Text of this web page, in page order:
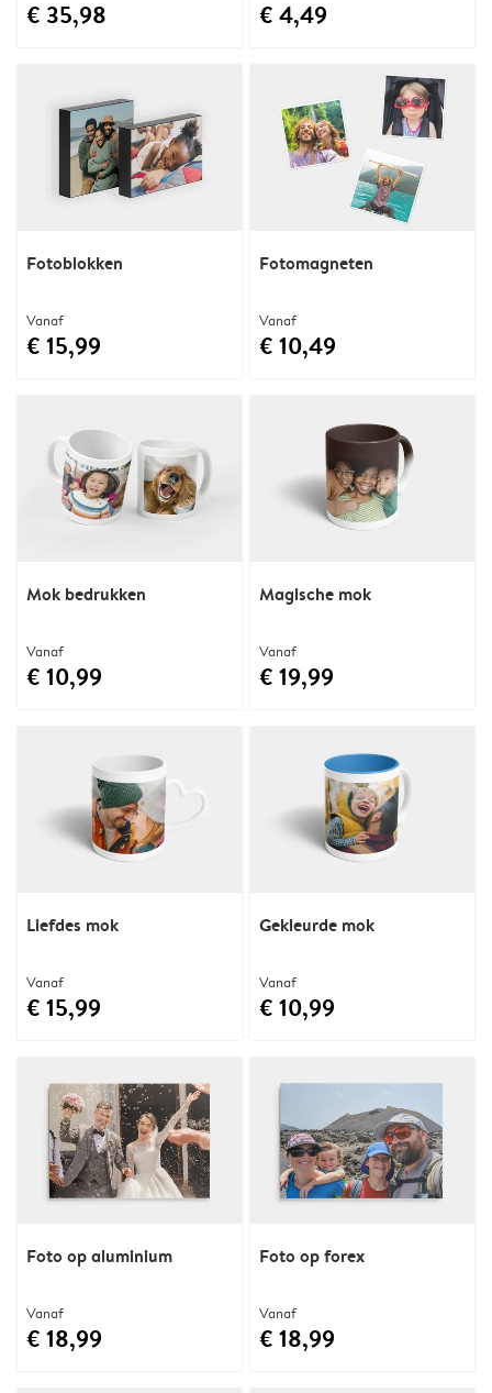
€ 35,98 € 4,49
Fotoblokken
Vanaf
€ 15,99
Fotomagneten
Vanaf
€ 10,49
Mok bedrukken
Vanaf
€ 10,99
Magische mok
Vanaf
€ 19,99
Liefdes mok
Vanaf
€ 15,99
Gekleurde mok
Vanaf
€ 10,99
Foto op aluminium
Vanaf
€ 18,99
Foto op forex
Vanaf
€ 18,99